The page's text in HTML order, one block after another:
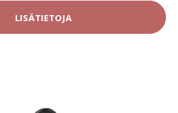
LISÄTIETOJA